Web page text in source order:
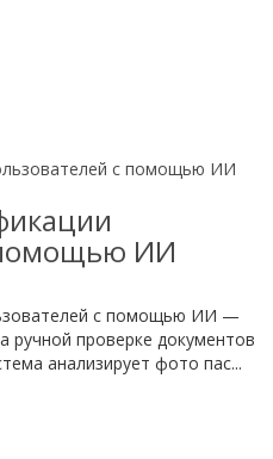
ИИ
с помощью ИИ —
ручной проверке документов
анализирует фото пас...